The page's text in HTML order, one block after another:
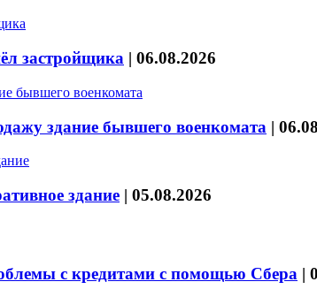
застройщика | 06.08.2026
здание бывшего военкомата |
здание | 05.08.2026
с кредитами с помощью Сбера |